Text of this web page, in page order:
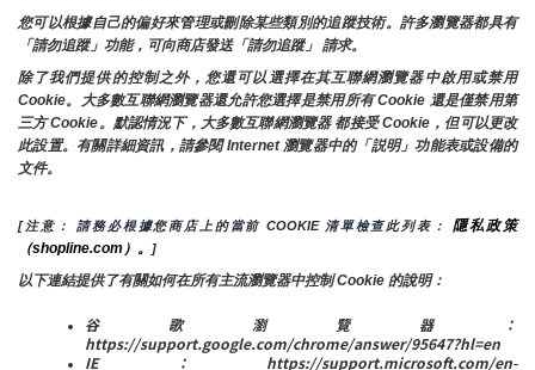
您可以根據自己的偏好來管理或刪除某些類別的追蹤技術。許多瀏覽器都具有
「請勿追蹤」功能，可向商店發送「請勿追蹤」 請求。
除了我們提供的控制之外，您還可以選擇在其互聯網瀏覽器中啟用或禁用
Cookie。大多數互聯網瀏覽器還允許您選擇是禁用所有 Cookie 還是僅禁用第
三方 Cookie。默認情況下，大多數互聯網瀏覽器 都接受 Cookie，但可以更改
此設置。有關詳細資訊，請參閱 Internet 瀏覽器中的「説明」功能表或設備的
文件。
[注意： 請務必根據您商店上的當前 COOKIE 清單檢查此列表： 隱私政策
（shopline.com）。
]
以下連結提供了有關如何在所有主流瀏覽器中控制 Cookie 的說明：
谷歌瀏覽器：
https://support.google.com/chrome/answer/95647?hl=en
IE：https://support.microsoft.com/en-